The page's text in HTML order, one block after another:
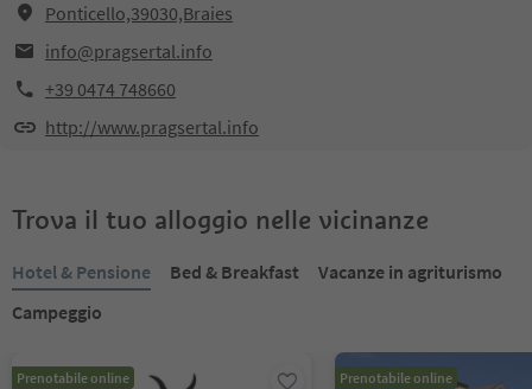
Ponticello,39030,Braies
info@pragsertal.info
+39 0474 748660
http://www.pragsertal.info
Trova il tuo alloggio nelle vicinanze
Hotel & Pensione Bed & Breakfast
Vacanze in agriturismo
Campeggio
Prenotabile online Prenotabile online